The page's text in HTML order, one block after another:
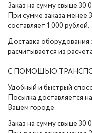
Заказ на сумму свыше 30
При сумме заказа менее
составляет 1 000 рублей.
Доставка
расчитывается из
С ПОМОЩЬЮ
Удобный и быстрый
Посылка доставляется
Вашем городе.
Заказ на сумму свыше 30